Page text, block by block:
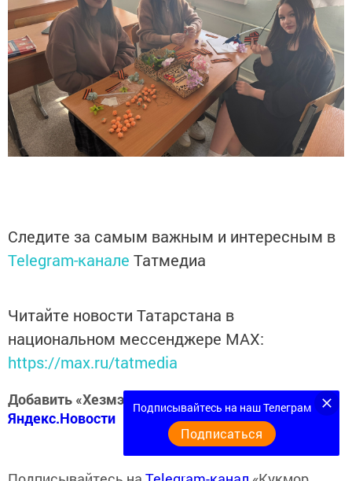
Следите за самым важным и интересным в
Telegram-канале Татмедиа
Читайте новости Татарстана в
национальном мессенджере MАХ:
https://max.ru/tatmedia
Добавить «Хезмэт даны» («Трудовая слава») в
Яндекс.Новости
Подписывайтесь на наш Телеграм
Подписаться